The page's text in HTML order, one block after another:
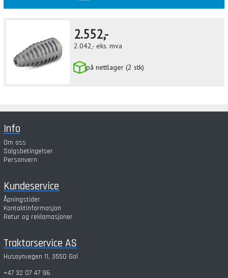
2.552,-
2.042,- eks. mva
på nettlager (2 stk)
Info
Om oss
Salgsbetingelser
Personvern
Kundeservice
Åpningstider
Kontaktinformasjon
Retur og reklamasjoner
Traktorservice AS
Husøynvegen 11, 3550 Gol
+47 32 07 47 96